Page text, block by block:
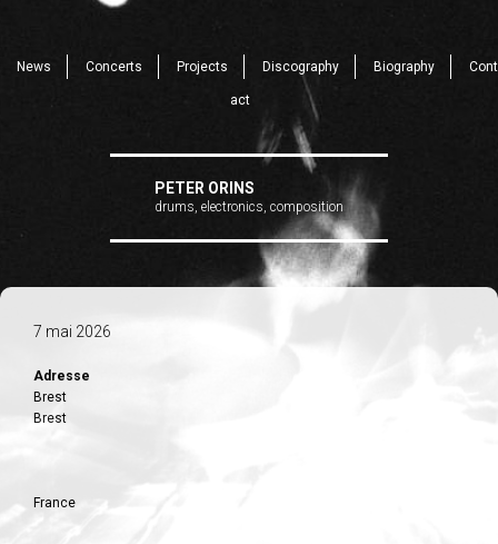
News Concerts Projects Discography Biography Cont
act
PETER ORINS
drums, electronics, composition
7 mai 2026
Adresse
Brest
Brest
France